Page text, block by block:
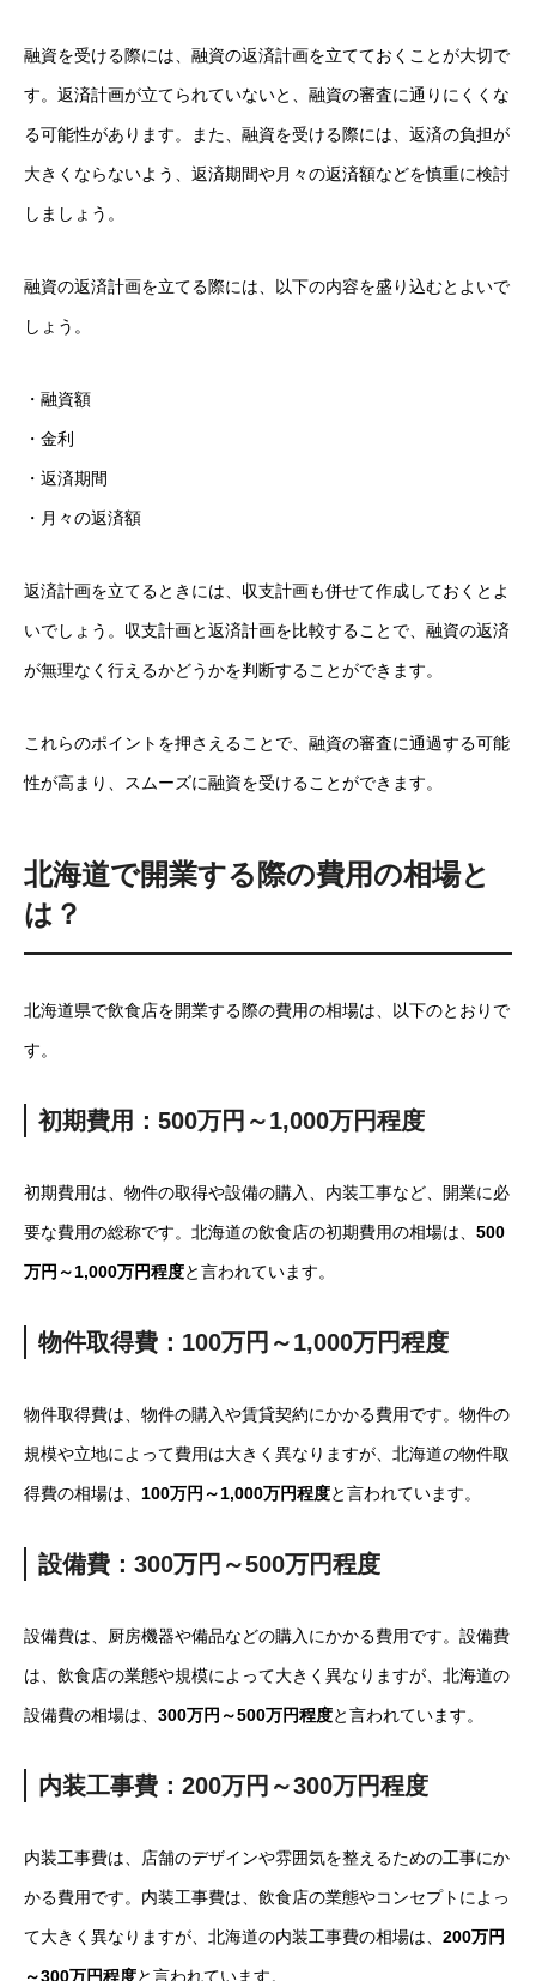
融資を受ける際には、融資の返済計画を立てておくことが大切で
す。返済計画が立てられていないと、融資の審査に通りにくくな
る可能性があります。また、融資を受ける際には、返済の負担が
大きくならないよう、返済期間や月々の返済額などを慎重に検討
しましょう。
融資の返済計画を立てる際には、以下の内容を盛り込むとよいで
しょう。
・融資額
・金利
・返済期間
・月々の返済額
返済計画を立てるときには、収支計画も併せて作成しておくとよ
いでしょう。収支計画と返済計画を比較することで、融資の返済
が無理なく行えるかどうかを判断することができます。
これらのポイントを押さえることで、融資の審査に通過する可能
性が高まり、スムーズに融資を受けることができます。
北海道で開業する際の費用の相場と
は？
北海道県で飲食店を開業する際の費用の相場は、以下のとおりで
す。
初期費用：500万円～1,000万円程度
初期費用は、物件の取得や設備の購入、内装工事など、開業に必
要な費用の総称です。北海道の飲食店の初期費用の相場は、 500
万円～1,000万円程度と言われています。
物件取得費：100万円～1,000万円程度
物件取得費は、物件の購入や賃貸契約にかかる費用です。物件の
規模や立地によって費用は大きく異なりますが、北海道の物件取
得費の相場は、 100万円～1,000万円程度と言われています。
設備費：300万円～500万円程度
設備費は、厨房機器や備品などの購入にかかる費用です。設備費
は、飲食店の業態や規模によって大きく異なりますが、北海道の
設備費の相場は、 300万円～500万円程度と言われています。
内装工事費：200万円～300万円程度
内装工事費は、店舗のデザインや雰囲気を整えるための工事にか
かる費用です。内装工事費は、飲食店の業態やコンセプトによっ
て大きく異なりますが、北海道の内装工事費の相場は、 200万円
～300万円程度と言われています。